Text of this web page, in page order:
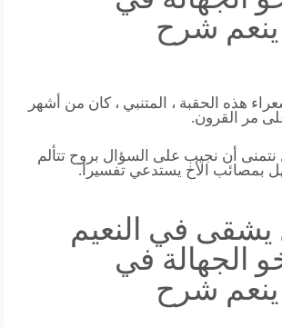
ينعم شرح
هذه الحقبة ، المتنبي ، كان من أشهر
مر القرون.
نتمنى أن نجيب على السؤال بروح تتألم
بمصائب الأخ يستدعي تفسيرا.
يشقى في النعيم
الجهالة في
ينعم شرح